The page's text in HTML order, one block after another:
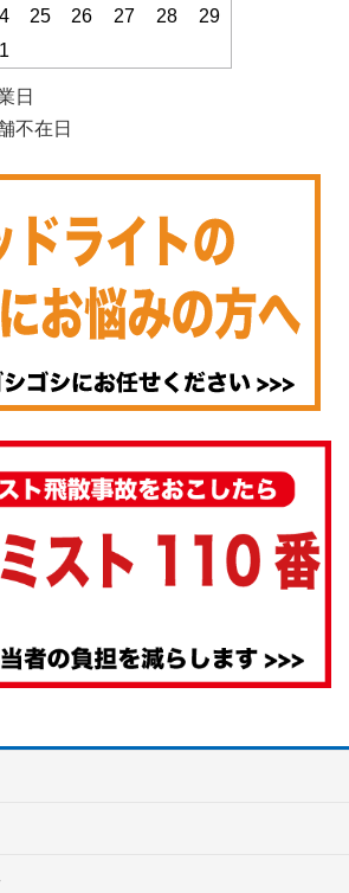
25 26 27 28
29
日
不在日